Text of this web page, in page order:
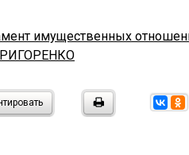
имущественных